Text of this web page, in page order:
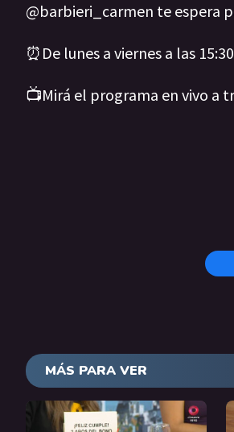
@barbieri_carmen te espera
⏰️De lunes a viernes a las
📺Mirá el programa en vivo a
MÁS PARA VER